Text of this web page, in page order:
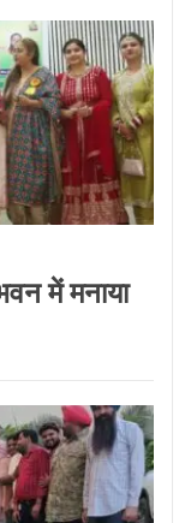
ਵਿੱਚ 95 ਲੱਖ
ਦਾ
ਸਦਕਾ